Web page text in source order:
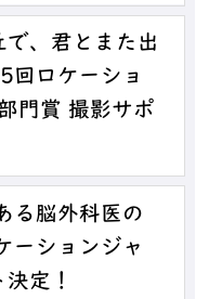
、君とまた出
回ロケーショ
門賞 撮影サポ
る脳外科医の
ーションジャ
定！